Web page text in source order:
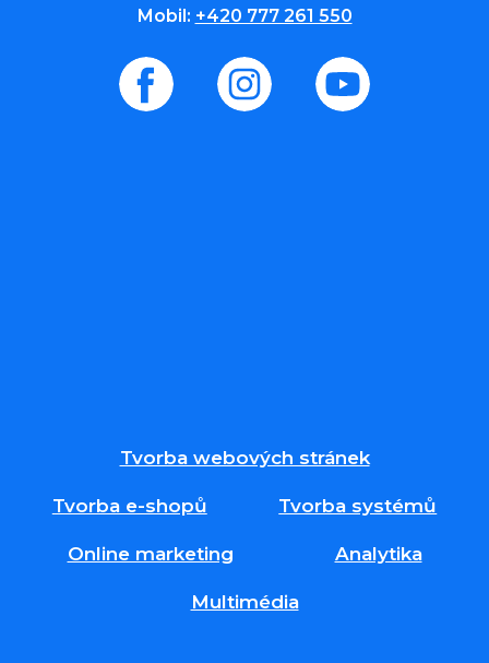
Mobil: +420 777 261 550
Tvorba webových stránek
Tvorba e-shopů Tvorba systémů
Online marketing Analytika
Multimédia